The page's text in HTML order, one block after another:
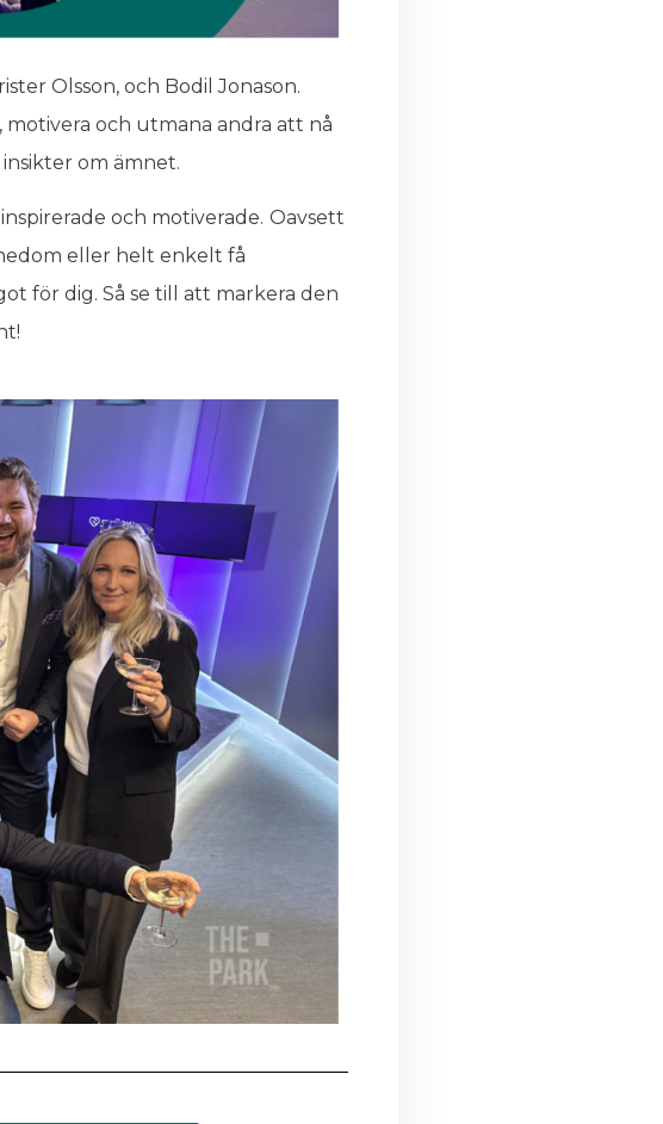
Olsson, och Bodil Jonason.
motivera och utmana andra att nå
om ämnet.
och motiverade. Oavsett
eller helt enkelt få
för dig. Så se till att markera den